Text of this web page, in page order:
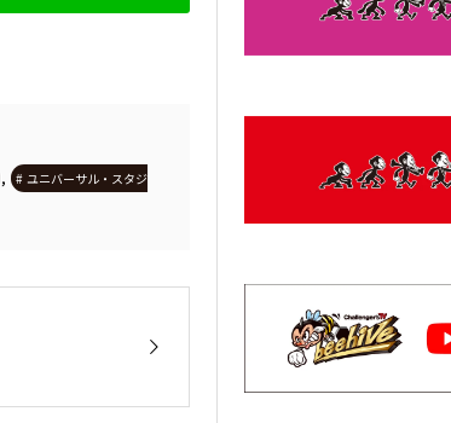
,
ユニバーサル・スタジ